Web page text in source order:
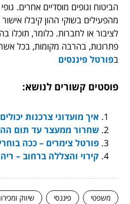
הביטוח וגופים מוסדיים אחרים.
מהפעילים בשוקי ההון קיבלו
לציבור או לחברות. כלומר, תוכלו
פתרונות, בהרבה מקומות, בכל
בפורטל פיננסים
פוסטים קשורים לנושא:
איך מועדוני צרכנות
שחרור ממעצר עד תום
פורטל צימרים – ככה
קירוי והצללה ברחוב –
משפטי פיננסי שיווק